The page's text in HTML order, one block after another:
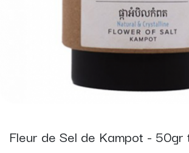
Fleur de Sel de Kampot - 50gr